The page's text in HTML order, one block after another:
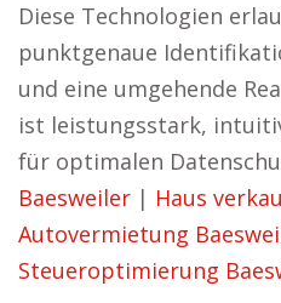
Diese Technologien
punktgenaue
und eine umgehende
ist leistungsstark,
für optimalen
Baesweiler | Haus
Autovermietung
Steueroptimierung